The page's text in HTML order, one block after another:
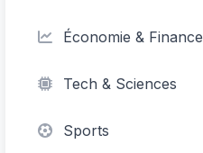
Économie & Finance
Tech & Sciences
Sports